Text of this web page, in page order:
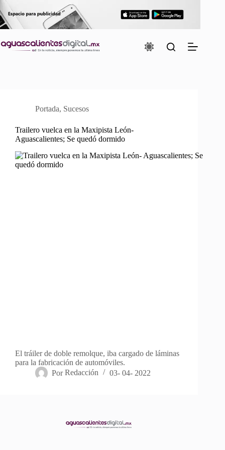
al
contenido
Portada, Sucesos
Trailero vuelca en la Maxipista León-
Aguascalientes; Se quedó dormido
El tráiler de doble remolque, iba cargado de láminas
para la fabricación de automóviles.
Por Redacción 03- 04- 2022